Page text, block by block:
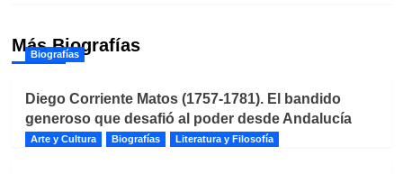
Más Biografías
Biografías
Diego Corriente Matos (1757-1781). El bandido
generoso que desafió al poder desde Andalucía
Arte y Cultura Biografías Literatura y Filosofía